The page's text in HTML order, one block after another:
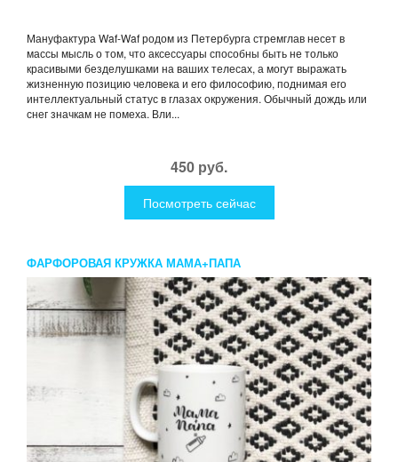
Мануфактура Waf-Waf родом из Петербурга стремглав несет в
массы мысль о том, что аксессуары способны быть не только
красивыми безделушками на ваших телесах, а могут выражать
жизненную позицию человека и его философию, поднимая его
интеллектуальный статус в глазах окружения. Обычный дождь или
снег значкам не помеха. Вли...
450 руб.
Посмотреть сейчас
ФАРФОРОВАЯ КРУЖКА МАМА+ПАПА